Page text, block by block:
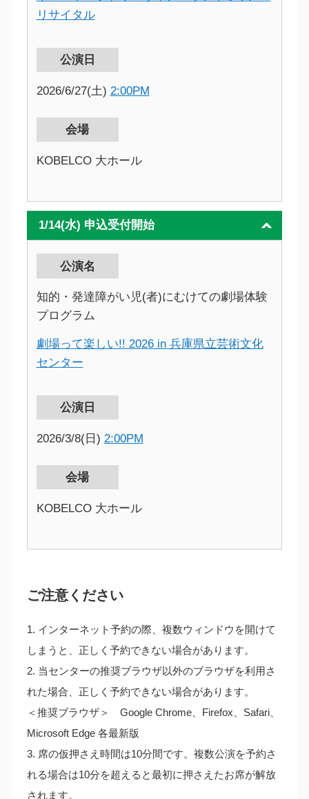
リサイタル
公演日
2026/6/27(土) 2:00PM
会場
KOBELCO 大ホール
1/14(水) 申込受付開始
公演名
知的・発達障がい児(者)にむけての劇場体験
プログラム
劇場って楽しい!! 2026 in 兵庫県立芸術文化
センター
公演日
2026/3/8(日) 2:00PM
会場
KOBELCO 大ホール
ご注意ください
1. インターネット予約の際、複数ウィンドウを開けて
しまうと、正しく予約できない場合があります。
2. 当センターの推奨ブラウザ以外のブラウザを利用さ
れた場合、正しく予約できない場合があります。
＜推奨ブラウザ＞ Google Chrome、Firefox、Safari、
Microsoft Edge 各最新版
3. 席の仮押さえ時間は10分間です。複数公演を予約さ
れる場合は10分を超えると最初に押さえたお席が解放
されます。